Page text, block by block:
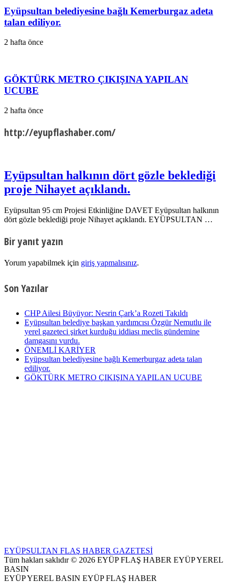
Eyüpsultan belediyesine bağlı Kemerburgaz adeta
talan ediliyor.
2 hafta önce
GÖKTÜRK METRO ÇIKIŞINA YAPILAN
UCUBE
2 hafta önce
http://eyupflashaber.com/
Eyüpsultan halkının dört gözle beklediği
proje Nihayet açıklandı.
Eyüpsultan 95 cm Projesi Etkinliğine DAVET Eyüpsultan halkının
dört gözle beklediği proje Nihayet açıklandı. EYÜPSULTAN …
Bir yanıt yazın
Yorum yapabilmek için giriş yapmalısınız.
Son Yazılar
CHP Ailesi Büyüyor: Nesrin Çark’a Rozeti Takıldı
Eyüpsultan belediye başkan yardımcısı Özgür Nemutlu ile
yerel gazeteci şirket kurduğu iddiası meclis gündemine
damgasını vurdu.
ÖNEMLİ KARİYER
Eyüpsultan belediyesine bağlı Kemerburgaz adeta talan
ediliyor.
GÖKTÜRK METRO ÇIKIŞINA YAPILAN UCUBE
EYÜPSULTAN FLAŞ HABER GAZETESİ
Tüm hakları saklıdır © 2026 EYÜP FLAŞ HABER EYÜP YEREL
BASIN
EYÜP YEREL BASIN EYÜP FLAŞ HABER